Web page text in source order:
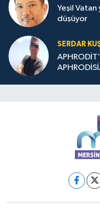
Yeşil
düşüyor
SERDAR